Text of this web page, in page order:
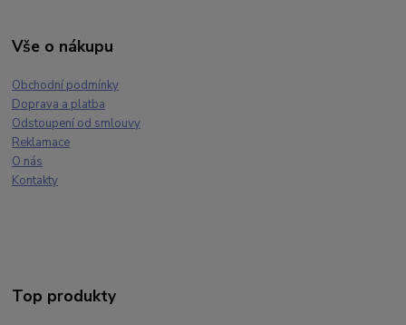
Vše o nákupu
Obchodní podmínky
Doprava a platba
Odstoupení od smlouvy
Reklamace
O nás
Kontakty
Top produkty